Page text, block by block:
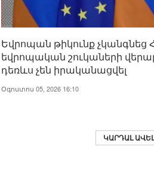
Եվրոպան թիկունք չկանգնեց
եվրոպական շուկաների
դեռևս չեն իրականացվել
Օգոստոս 05, 2026 16:10
ԿԱՐԴԱԼ